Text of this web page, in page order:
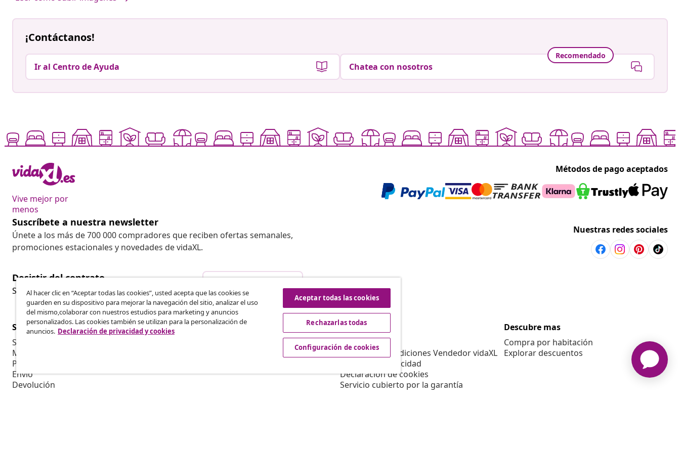
¡Contáctanos!
Ir al Centro de Ayuda
Recomendado
Chatea con nosotros
Vive mejor por
menos
Métodos de pago aceptados
Suscríbete a nuestra newsletter
Únete a los más de 700 000 compradores que reciben ofertas semanales,
promociones estacionales y novedades de vidaXL.
Nuestras redes sociales
Desistir del contrato
Solicita la cancelación de tu pedido.
Servicio al Cliente
Seguimiento del pedido
Mi cuenta
Pago
Envío
Devolución
Empresas
vidaXL
Sobre vidaXL
Términos y Condiciones Vendedor vidaXL
Política de privacidad
Declaración de cookies
Servicio cubierto por la garantía
Descubre mas
Compra por habitación
Explorar descuentos
Al hacer clic en “Aceptar todas las cookies”, usted acepta que las cookies se
guarden en su dispositivo para mejorar la navegación del sitio, analizar el uso
del mismo,colaborar con nuestros estudios para marketing y anuncios
personalizados. Las cookies también se utilizan para la personalización de
anuncios. Declaración de privacidad y cookies
Aceptar todas las cookies
Rechazarlas todas
Configuración de cookies